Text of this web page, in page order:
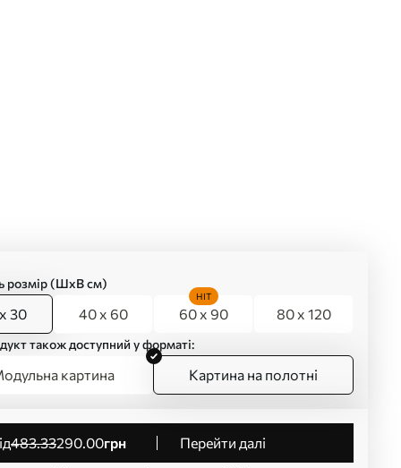
розмір (ШхВ см)
30 40 x 60 60 x 90
HIT
80 x 120
також доступний у форматі:
картина Картина на полотні
від483.33290.00грн
Перейти далі